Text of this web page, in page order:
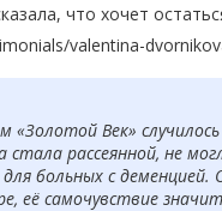
что хочет
valentina-
Век»
стала рассеянной, не
больных с деменцией.
её самочувствие